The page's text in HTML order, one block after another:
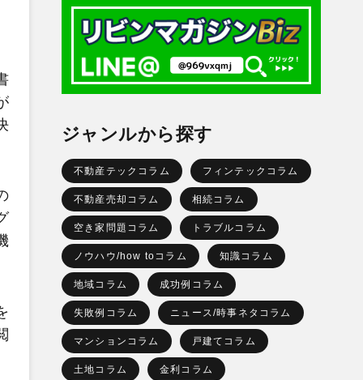
ジャンルから探す
不動産テックコラム フィンテックコラム
不動産売却コラム 相続コラム
空き家問題コラム トラブルコラム
ノウハウ/how toコラム 知識コラム
地域コラム 成功例コラム
失敗例コラム ニュース/時事ネタコラム
マンションコラム 戸建てコラム
土地コラム 金利コラム